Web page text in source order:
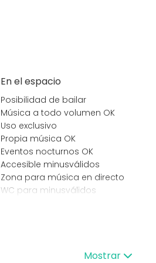
En el espacio
Posibilidad de bailar
Música a todo volumen OK
Uso exclusivo
Propia música OK
Eventos nocturnos OK
Accesible minusválidos
Zona para música en directo
WC para minusválidos
Mostrar